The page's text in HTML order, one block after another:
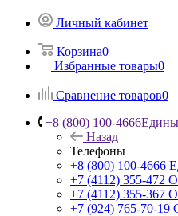
Личный кабинет
Корзина0
Избранные товары0
Сравнение товаров0
+8 (800) 100-4666
Назад
Телефоны
+8 (800) 100-4666
+7 (4112) 355-472
+7 (4112) 355-367
+7 (924) 765-70-19